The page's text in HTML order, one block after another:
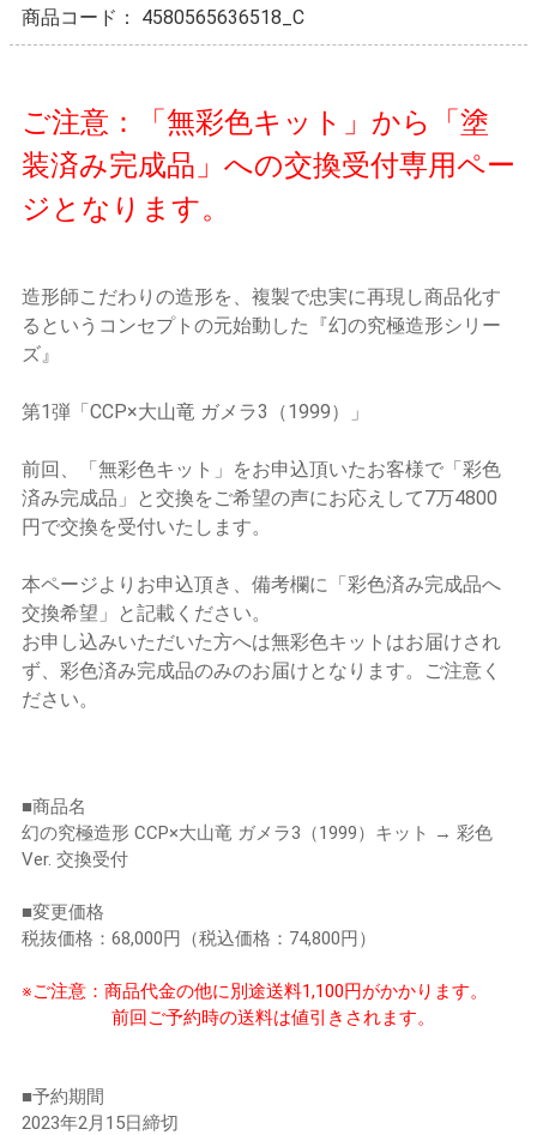
商品コード： 4580565636518_C
ご注意：「無彩色キット」から「塗
装済み完成品」への交換受付専用ペー
ジとなります。
造形師こだわりの造形を、複製で忠実に再現し商品化す
るというコンセプトの元始動した『幻の究極造形シリー
ズ』
第1弾「CCP×大山竜 ガメラ3（1999）」
前回、「無彩色キット」をお申込頂いたお客様で「彩色
済み完成品」と交換をご希望の声にお応えして7万4800
円で交換を受付いたします。
本ページよりお申込頂き、備考欄に「彩色済み完成品へ
交換希望」と記載ください。
お申し込みいただいた方へは無彩色キットはお届けされ
ず、彩色済み完成品のみのお届けとなります。ご注意く
ださい。
■商品名
幻の究極造形 CCP×大山竜 ガメラ3（1999）キット → 彩色
Ver. 交換受付
■変更価格
税抜価格：68,000円（税込価格：74,800円）
※ご注意：商品代金の他に別途送料1,100円がかかります。
前回ご予約時の送料は値引きされます。
■予約期間
2023年2月15日締切